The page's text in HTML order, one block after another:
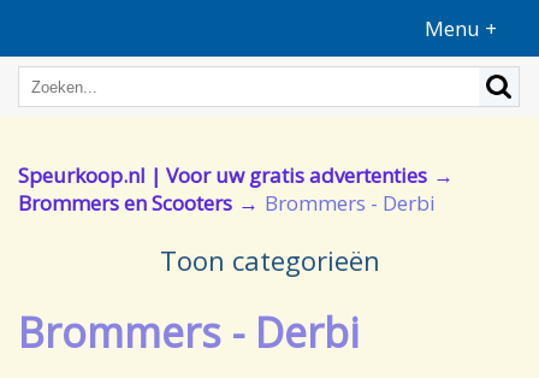
Menu +
Speurkoop.nl | Voor uw gratis advertenties
Brommers en Scooters
Brommers - Derbi
Toon categorieën
Brommers - Derbi